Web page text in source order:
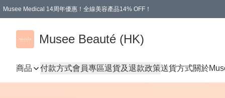
Musee Medical 14周年優惠！全線美容產品14% OFF！
Musee Beauté (HK)
商品 付款方式會員專區退貨及退款政策送貨方式關於